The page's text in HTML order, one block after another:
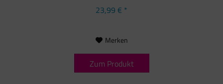
23,99 € *
Merken
Zum Produkt